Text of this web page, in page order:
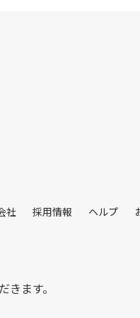
社 採用情報 ヘルプ
ます。